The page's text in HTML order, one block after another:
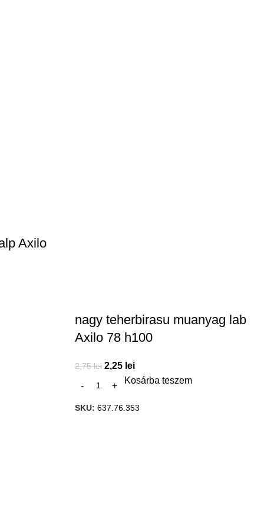
Axilo
nagy teherbirasu muanyag lab
Axilo 78 h100
2,75lei 2,25 lei
Kosárba teszem
SKU: 637.76.353